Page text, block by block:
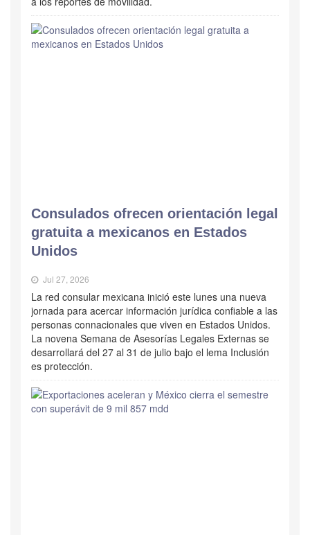
Consulados ofrecen orientación legal
gratuita a mexicanos en Estados
Unidos
Jul 27, 2026
La red consular mexicana inició este lunes una nueva
jornada para acercar información jurídica confiable a las
personas connacionales que viven en Estados Unidos.
La novena Semana de Asesorías Legales Externas se
desarrollará del 27 al 31 de julio bajo el lema Inclusión
es protección.